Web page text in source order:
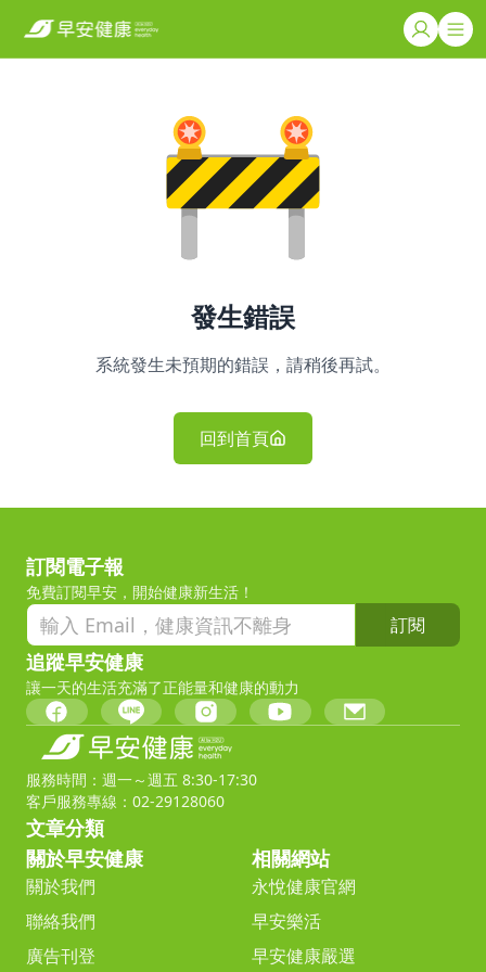
發生錯誤
系統發生未預期的錯誤，請稍後再試。
回到首頁
訂閱電子報
免費訂閱早安，開始健康新生活！
訂閱
追蹤早安健康
讓一天的生活充滿了正能量和健康的動力
服務時間：週一～週五 8:30-17:30
客戶服務專線：02-29128060
文章分類
關於早安健康
關於我們
聯絡我們
廣告刊登
相關網站
永悅健康官網
早安樂活
早安健康嚴選